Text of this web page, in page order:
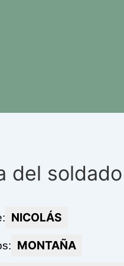
del soldado
NICOLÁS
MONTAÑA